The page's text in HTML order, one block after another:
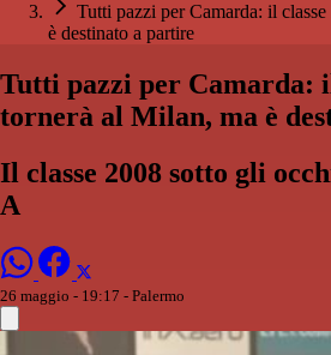
Tutti pazzi per Camarda: il
è destinato a partire
Tutti pazzi per Camarda:
tornerà al Milan, ma è
Il classe 2008 sotto gli
A
26 maggio - 19:17 - Palermo